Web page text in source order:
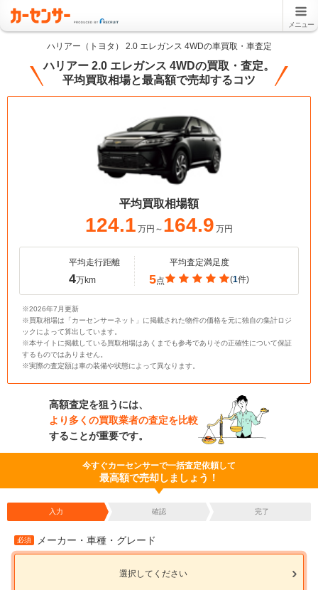
メニュー
ハリアー（トヨタ） 2.0 エレガンス 4WDの車買取・車査定
ハリアー 2.0 エレガンス 4WDの買取・査定。
平均買取相場と最高額で売却するコツ
平均買取相場額
124.1 万円～ 164.9 万円
平均走行距離
4万km
平均査定満足度
5点 (1件)
※2026年7月更新
※買取相場は「カーセンサーネット」に掲載された物件の価格を元に独自の集計ロジ
ックによって算出しています。
※本サイトに掲載している買取相場はあくまでも参考でありその正確性について保証
するものではありません。
※実際の査定額は車の装備や状態によって異なります。
高額査定を狙うには、
より多くの買取業者の査定を比較
することが重要です。
今すぐカーセンサーで一括査定依頼して
最高額で売却しましょう！
入力 確認 完了
必須 メーカー・車種・グレード
選択してください